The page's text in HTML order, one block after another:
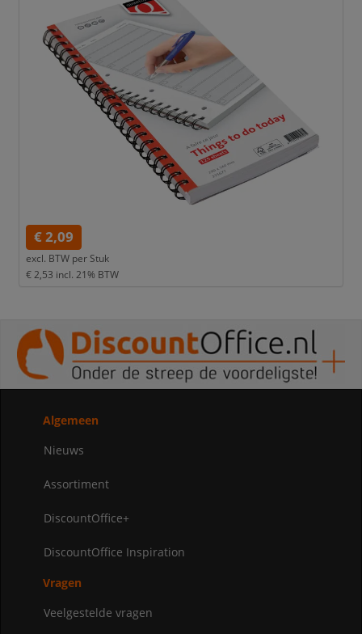
€ 2,09
excl. BTW per Stuk
€ 2,53 incl. 21% BTW
Algemeen
Nieuws
Assortiment
DiscountOffice+
DiscountOffice Inspiration
Vragen
Veelgestelde vragen